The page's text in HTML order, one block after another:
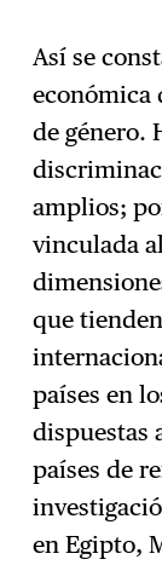
Así se
económica
de género.
amplios;
vinculada
que
países en
dispuestas
países de
en Egipto,